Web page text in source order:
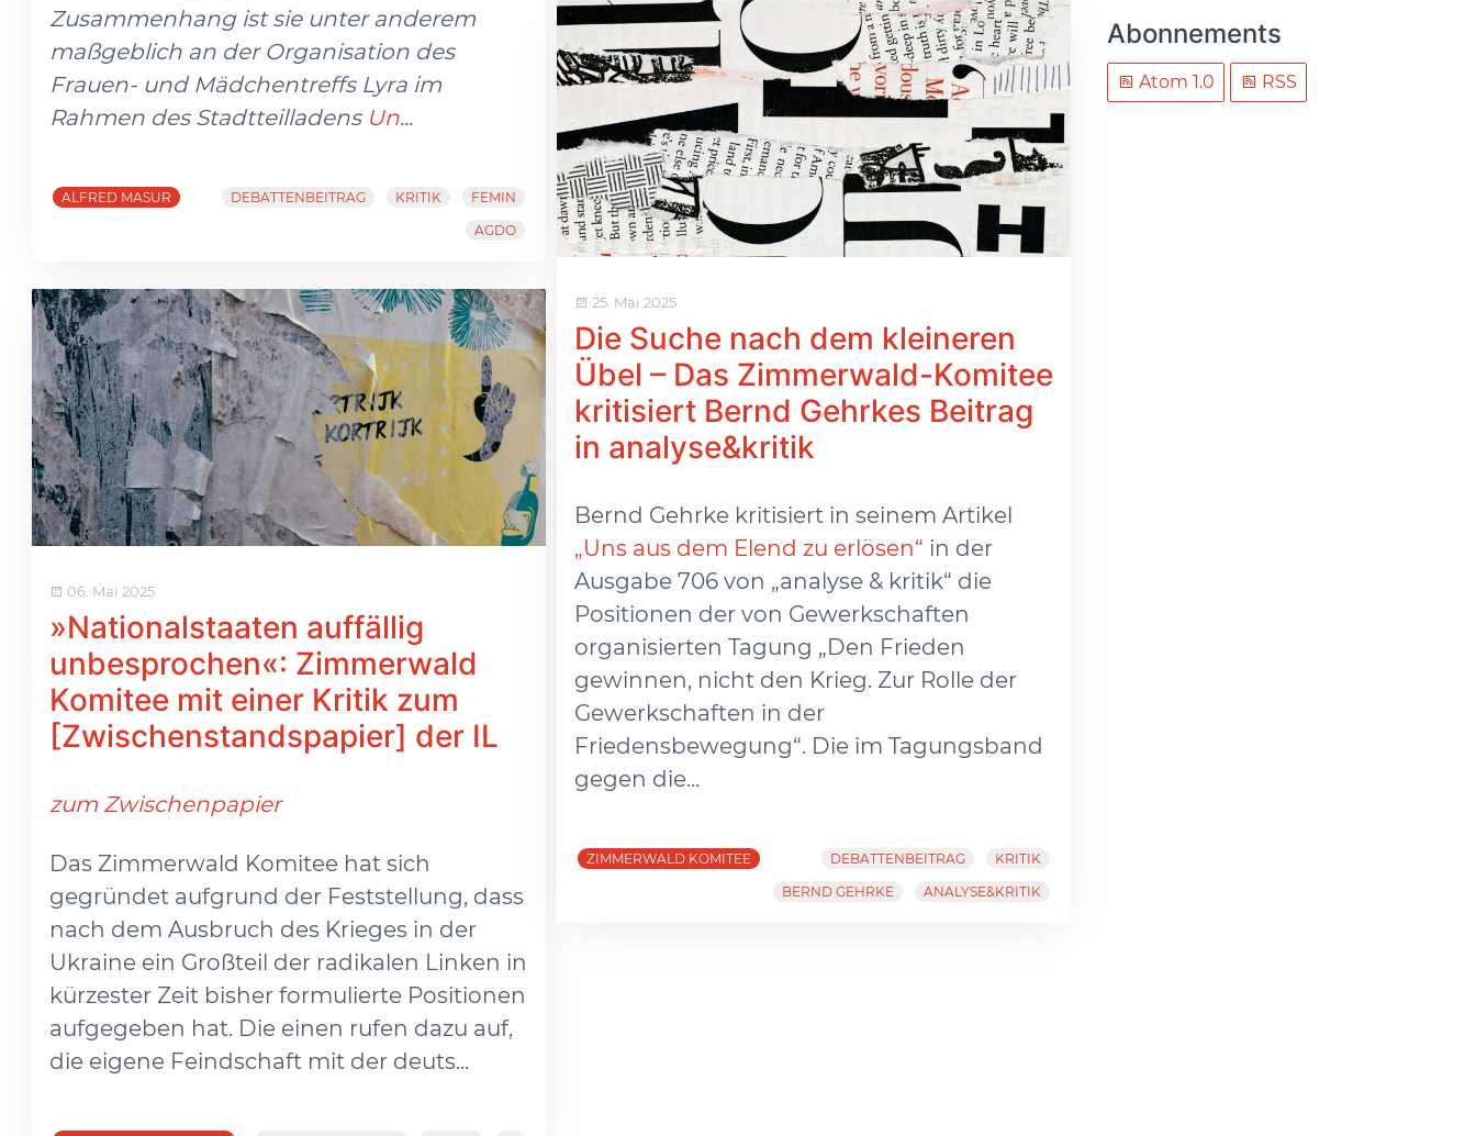
Zusammenhang ist sie unter anderem
maßgeblich an der Organisation des
Frauen- und Mädchentreffs Lyra im
Rahmen des Stadtteilladens Un...
ALFRED MASUR DEBATTENBEITRAG KRITIK
FEMIN
AGDO
06. Mai 2025
»Nationalstaaten auffällig
unbesprochen«: Zimmerwald
Komitee mit einer Kritik zum
[Zwischenstandspapier] der IL
zum Zwischenpapier
Das Zimmerwald Komitee hat sich
gegründet aufgrund der Feststellung, dass
nach dem Ausbruch des Krieges in der
Ukraine ein Großteil der radikalen Linken in
kürzester Zeit bisher formulierte Positionen
aufgegeben hat. Die einen rufen dazu auf,
die eigene Feindschaft mit der deuts...
25. Mai 2025
Die Suche nach dem kleineren
Übel – Das Zimmerwald-Komitee
kritisiert Bernd Gehrkes Beitrag
in analyse&kritik
Bernd Gehrke kritisiert in seinem Artikel
„Uns aus dem Elend zu erlösen“ in der
Ausgabe 706 von „analyse & kritik“ die
Positionen der von Gewerkschaften
organisierten Tagung „Den Frieden
gewinnen, nicht den Krieg. Zur Rolle der
Gewerkschaften in der
Friedensbewegung“. Die im Tagungsband
gegen die...
ZIMMERWALD KOMITEE DEBATTENBEITRAG
KRITIK
BERND GEHRKE
ANALYSE&KRITIK
Abonnements
Atom 1.0 RSS